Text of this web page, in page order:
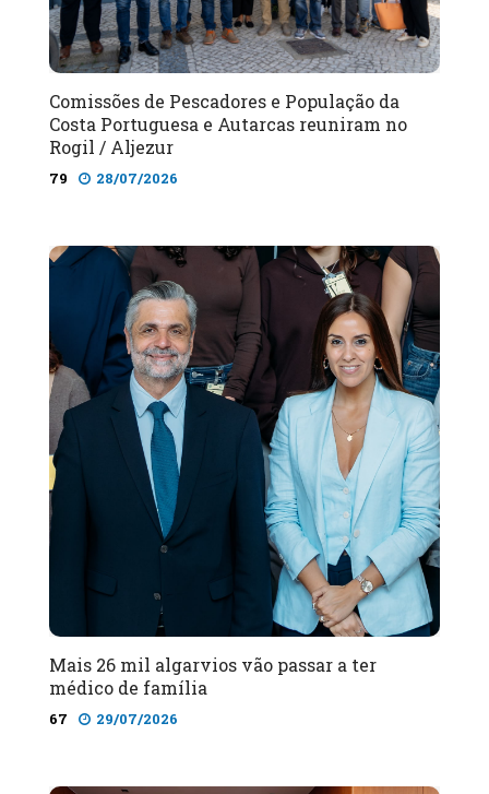
Comissões de Pescadores e População da
Costa Portuguesa e Autarcas reuniram no
Rogil / Aljezur
79 28/07/2026
Mais 26 mil algarvios vão passar a ter
médico de família
67 29/07/2026